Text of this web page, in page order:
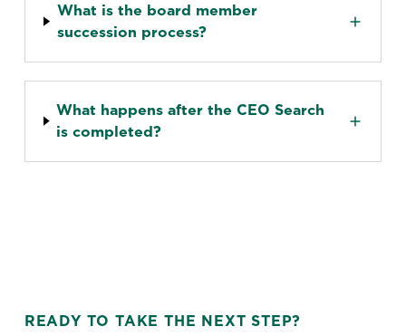
What is the board member
succession process?
What happens after the CEO Search
is completed?
READY TO TAKE THE NEXT STEP?